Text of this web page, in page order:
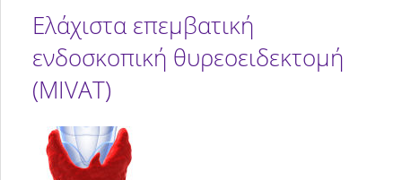
Ελάχιστα επεμβατική
ενδοσκοπική θυρεοειδεκτομή
(MIVAT)